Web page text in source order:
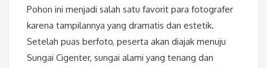
Pohon ini menjadi salah satu favorit para fotografer
karena tampilannya yang dramatis dan estetik.
Setelah puas berfoto, peserta akan diajak menuju
Sungai Cigenter, sungai alami yang tenang dan